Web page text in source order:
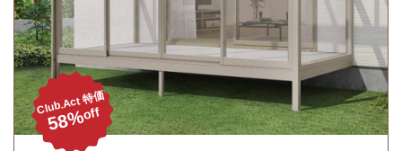
Club.Act 特価
58%off